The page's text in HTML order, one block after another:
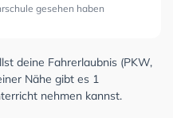
gesehen haben
deine Fahrerlaubnis (PKW,
Nähe gibt es 1
nehmen kannst.